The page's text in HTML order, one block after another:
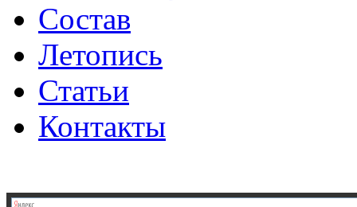
Состав
Летопись
Статьи
Контакты